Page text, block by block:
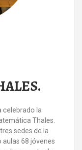
celebrado la
Thales.
sedes de la
68 jóvenes